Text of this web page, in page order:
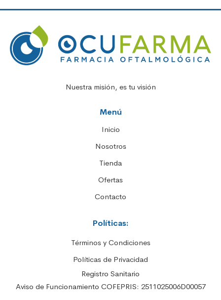
Nuestra misión, es tu visión
Menú
Inicio
Nosotros
Tienda
Ofertas
Contacto
Políticas:
Términos y Condiciones
Políticas de Privacidad
Registro Sanitario
Aviso de Funcionamiento COFEPRIS: 2511025006D00057